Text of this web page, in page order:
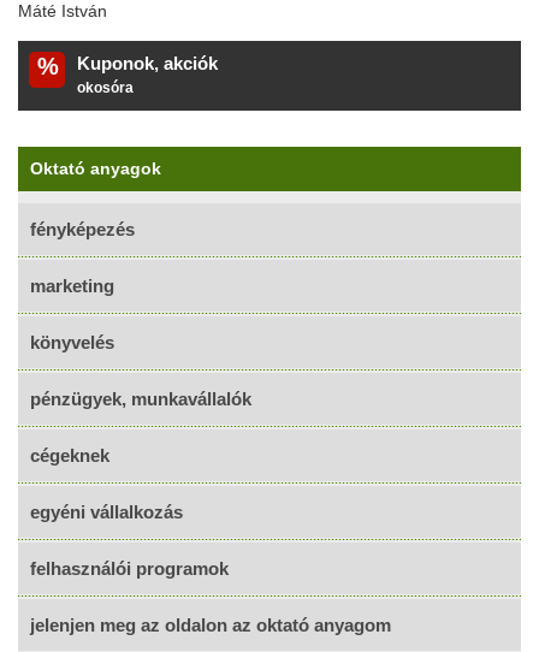
Máté István
% Kuponok, akciók
okosóra
Oktató anyagok
fényképezés
marketing
könyvelés
pénzügyek, munkavállalók
cégeknek
egyéni vállalkozás
felhasználói programok
jelenjen meg az oldalon az oktató anyagom